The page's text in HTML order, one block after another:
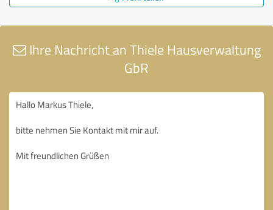
Ihre Nachricht an Thiele Hausverwaltung
GbR